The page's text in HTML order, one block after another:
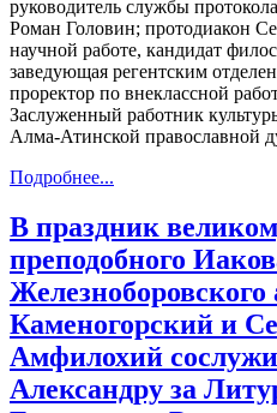
руководитель службы
Роман Головин; протодиакон
научной работе, кандидат
заведующая регентским
проректор по внеклассной
Заслуженный работник
Алма-Атинской православной
Подробнее...
В праздник
преподобного
Каменогорский и
Амфилохий
Александру за